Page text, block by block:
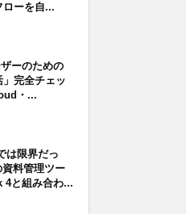
ローを自...
ーのための
」完全チェッ
・...
は限界だっ
料管理ツー
4と組み合わ...